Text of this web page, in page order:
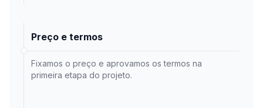
Preço e termos
Fixamos o preço e aprovamos os termos na
primeira etapa do projeto.